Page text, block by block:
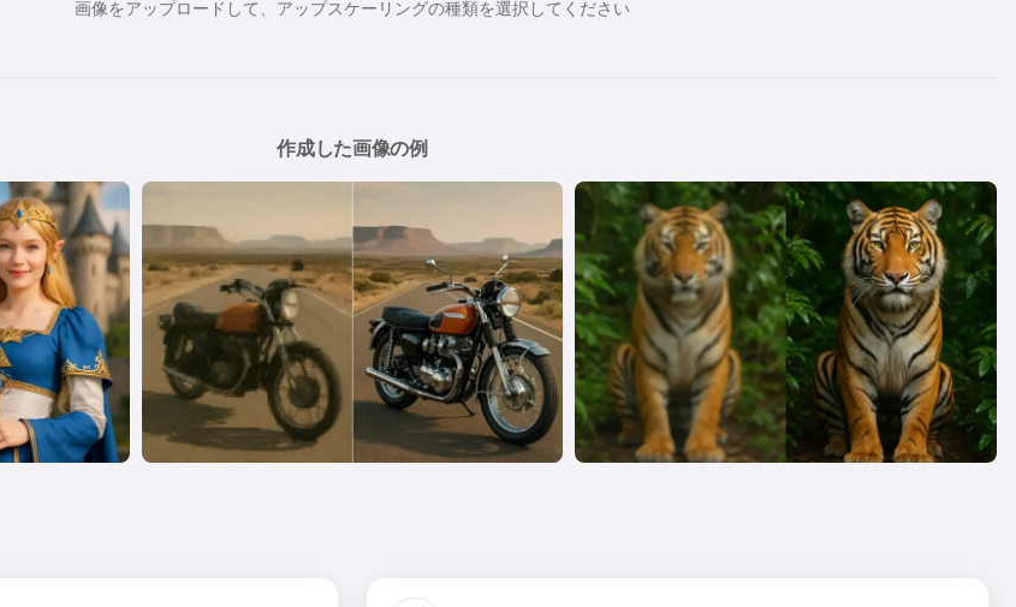
画像をアップロードして、アップスケーリングの種類を選択してください
作成した画像の例